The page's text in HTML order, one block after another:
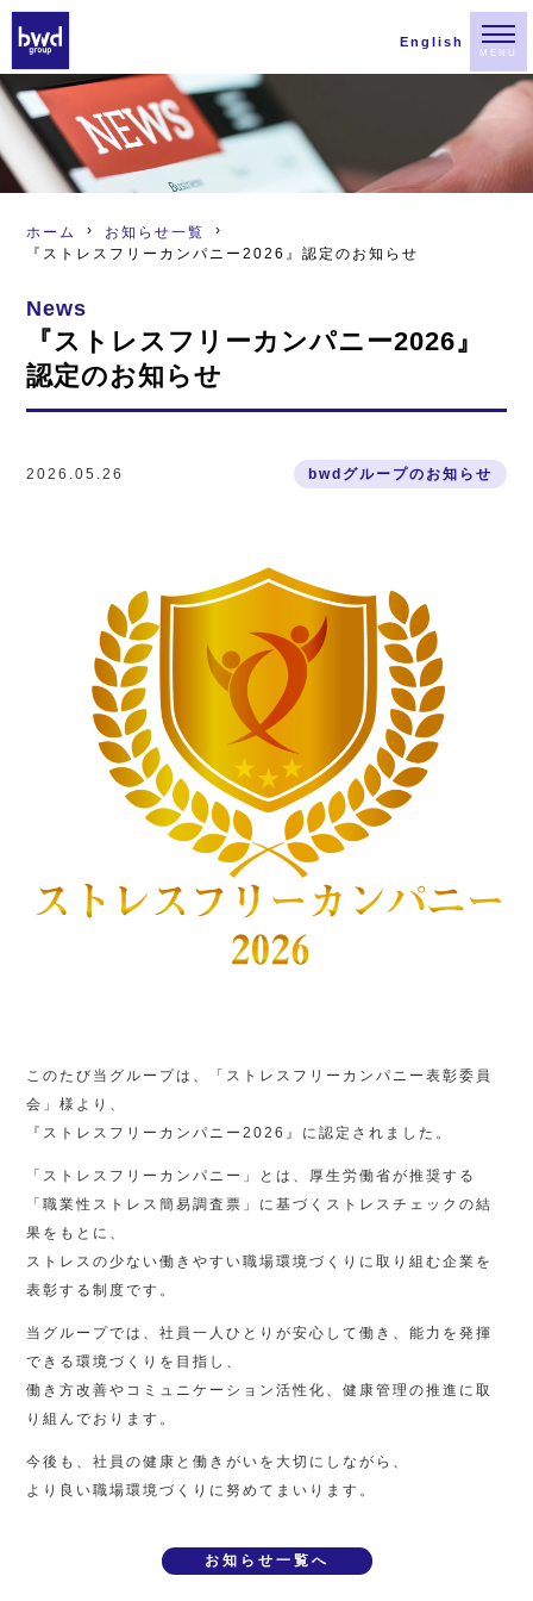
English
MENU
ホーム
お知らせ一覧
『ストレスフリーカンパニー2026』認定のお知らせ
News
『ストレスフリーカンパニー2026』
認定のお知らせ
2026.05.26 bwdグループのお知らせ
このたび当グループは、「ストレスフリーカンパニー表彰委員
会」様より、
『ストレスフリーカンパニー2026』に認定されました。
「ストレスフリーカンパニー」とは、厚生労働省が推奨する
「職業性ストレス簡易調査票」に基づくストレスチェックの結
果をもとに、
ストレスの少ない働きやすい職場環境づくりに取り組む企業を
表彰する制度です。
当グループでは、社員一人ひとりが安心して働き、能力を発揮
できる環境づくりを目指し、
働き方改善やコミュニケーション活性化、健康管理の推進に取
り組んでおります。
今後も、社員の健康と働きがいを大切にしながら、
より良い職場環境づくりに努めてまいります。
お知らせ一覧へ